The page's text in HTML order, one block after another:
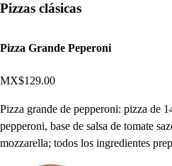
Pizzas clásicas
Pizza Grande Peperoni
MX$129.00
Pizza grande de pepperoni: pizza de
pepperoni, base de salsa de tomate
mozzarella; todos los ingredientes